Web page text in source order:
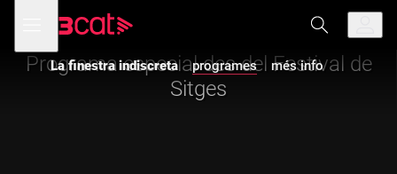
navegació
principal
menú
de
La finestra indiscreta programes més info
Programa especial des del Festival de
Sitges